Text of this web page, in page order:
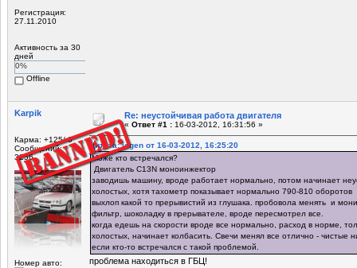
Регистрация:
27.11.2010
Активность за 30
дней
0%
Offline
Karpik
Карма: +125/-0
Сообщений:
3256
Номер авто:
Re: неустойчивая работа двигателя
« Ответ #1 : 16-03-2012, 16:31:56 »
Цитата: jogen от 16-03-2012, 16:25:20
Може кто встречался?
Двигатель С13N моноинжектор
заводишь машину, вроде работает нормально, потом начинает
холостых, хотя тахометр показывает нормально 790-810 оборотов
выхлоп какой то прерывистий из глушака. пробовола менять и
фильтр, шоколадку в прерывателе, вроде пересмотрел все.
когда едешь на скорости вроде все нормально, расход в норме,
холостых, начинает колбасить. Свечи менял все отлично - чистые
если кто-то встречался с такой проблемой.
проблема находиться в ГБЦ!